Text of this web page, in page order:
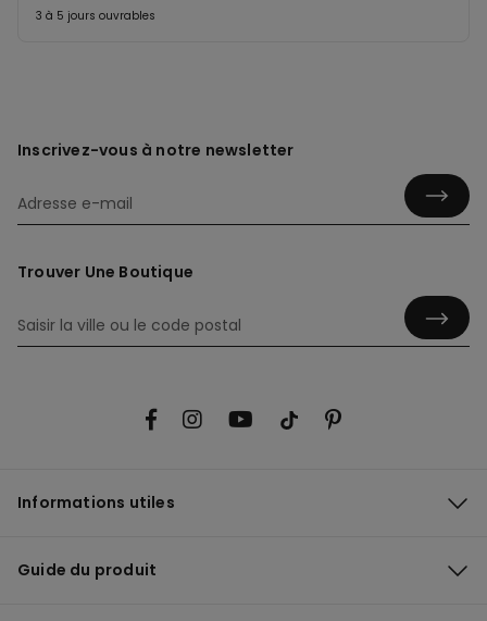
3 à 5 jours ouvrables
Inscrivez-vous à notre newsletter
Trouver Une Boutique
Informations utiles
Guide du produit